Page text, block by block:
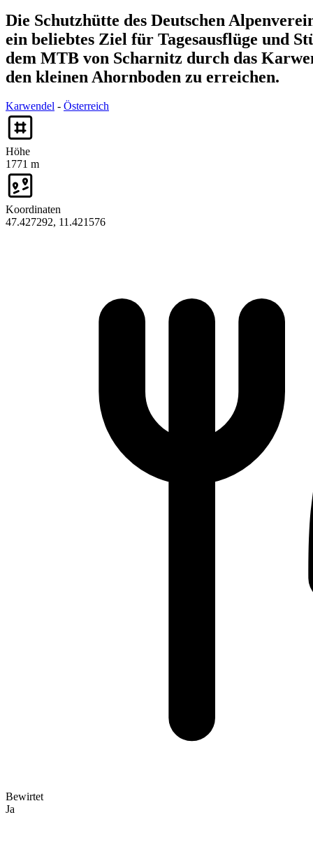
Die Schutzhütte des Deutschen
ein beliebtes Ziel für Tagesausflüge und
dem MTB von Scharnitz durch das
den kleinen Ahornboden zu erreichen.
Karwendel - Österreich
Höhe
1771 m
Koordinaten
47.427292, 11.421576
Bewirtet
Ja